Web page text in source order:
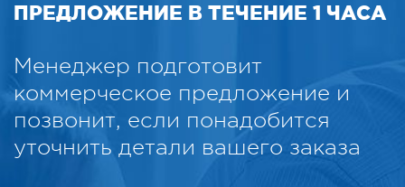
ПРЕДЛОЖЕНИЕ В ТЕЧЕНИЕ 1 ЧАСА
Менеджер подготовит
коммерческое предложение и
позвонит, если понадобится
уточнить детали вашего заказа